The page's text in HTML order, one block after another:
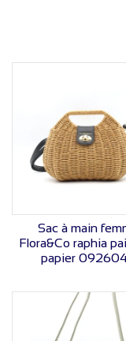
VOIR LE
Sac à main
Flora&Co raphia
papier